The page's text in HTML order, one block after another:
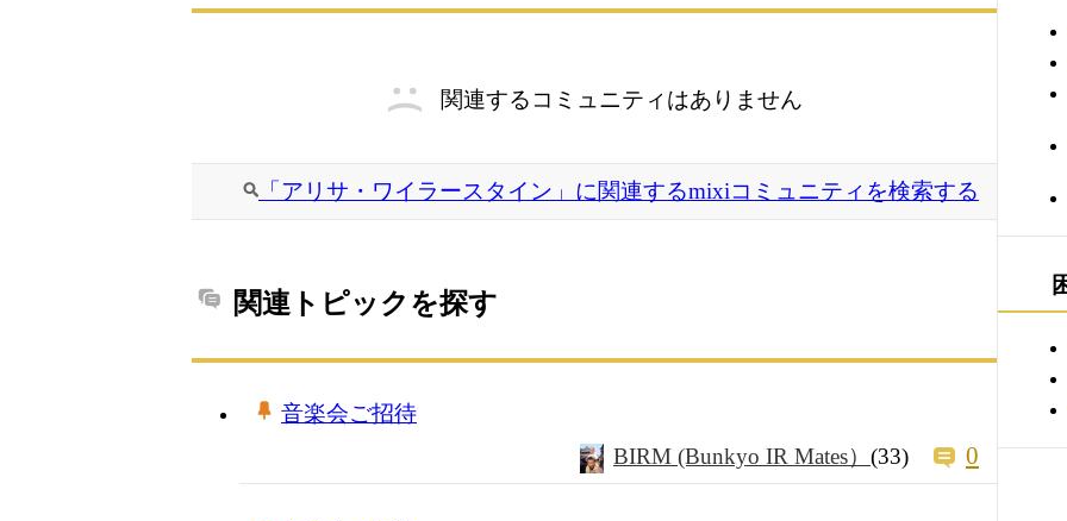
関連するコミュニティはありません
「アリサ・ワイラースタイン」に関連するmixiコミュニティを検索する
関連トピックを探す
音楽会ご招待
BIRM (Bunkyo IR Mates） (33) 0